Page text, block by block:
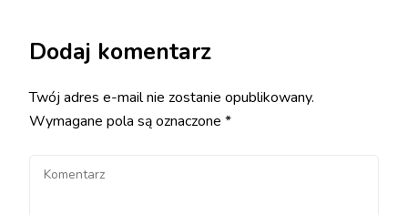
Dodaj komentarz
Twój adres e-mail nie zostanie opublikowany.
Wymagane pola są oznaczone *